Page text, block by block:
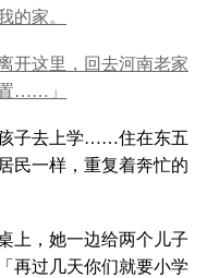
的家。
开这里，回去河南老家
……」
子去上学……住在东五
民一样，重复着奔忙的
上，她一边给两个儿子
再过几天你们就要小学